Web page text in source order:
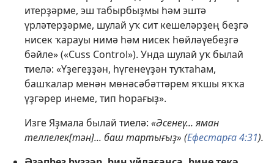
итерҙәрме, эш табырбыҙмы һәм эштә
үрләтерҙәрме, шулай уҡ сит кешеләрҙең беҙгә
нисек ҡарауы нимә һәм нисек һөйләүебеҙгә
бәйле» («Cuss Control»). Унда шулай уҡ былай
тиелә: «Үҙегеҙҙән, һүгенеүҙән туҡтаһам,
башҡалар менән мөнәсәбәттәрем яҡшы яҡҡа
үҙгәрер инеме, тип һорағыҙ».
Изге Яҙмала былай тиелә: «Әсенеү... яман
теллелек[тән]... баш тартығыҙ» (Ефестарға 4:31).